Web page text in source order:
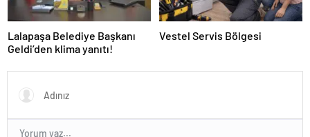
Lalapaşa Belediye Başkanı
Geldi’den klima yanıtı!
Vestel Servis Bölgesi